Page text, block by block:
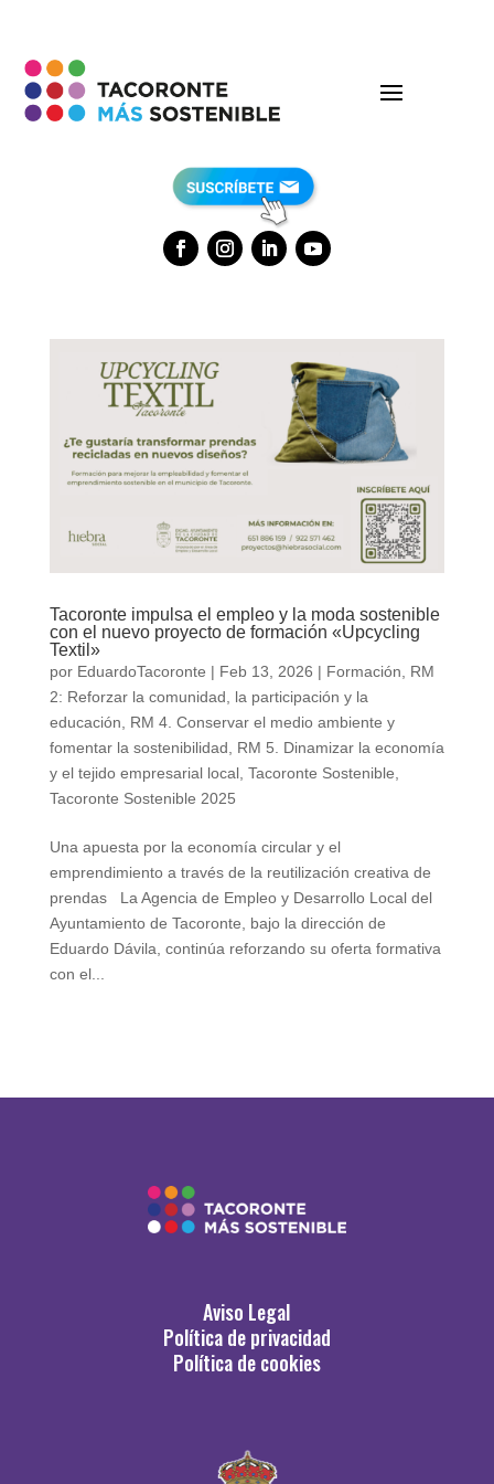
Tacoronte impulsa el empleo y la moda sostenible
con el nuevo proyecto de formación «Upcycling
Textil»
por EduardoTacoronte | Feb 13, 2026 | Formación
RM
2: Reforzar la comunidad, la participación y la
educación
RM 4. Conservar el medio ambiente y
fomentar la sostenibilidad
RM 5. Dinamizar la economía
y el tejido empresarial local, Tacoronte Sostenible
Tacoronte Sostenible 2025
Una apuesta por la economía circular y el
emprendimiento a través de la reutilización creativa de
prendas La Agencia de Empleo y Desarrollo Local del
Ayuntamiento de Tacoronte, bajo la dirección de
Eduardo Dávila, continúa reforzando su oferta formativa
con el...
Aviso Legal
Política de privacidad
Política de cookies